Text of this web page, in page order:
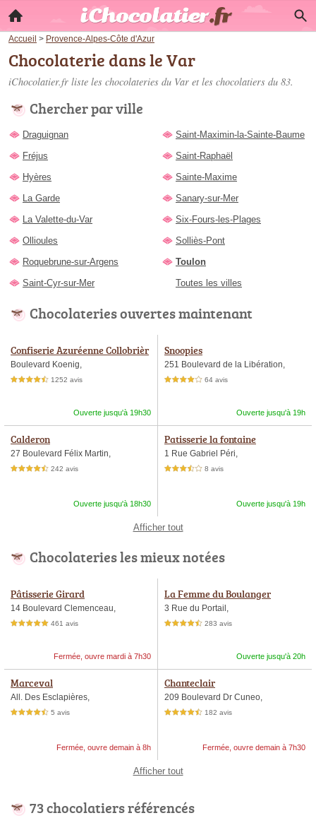
Accueil > Provence-Alpes-Côte d'Azur
Chocolaterie dans le Var
iChocolatier.fr liste les chocolateries du Var et les chocolatiers du 83.
Chercher par ville
Draguignan
Fréjus
Hyères
La Garde
La Valette-du-Var
Ollioules
Roquebrune-sur-Argens
Saint-Cyr-sur-Mer
Saint-Maximin-la-Sainte-Baume
Saint-Raphaël
Sainte-Maxime
Sanary-sur-Mer
Six-Fours-les-Plages
Solliès-Pont
Toulon
Toutes les villes
Chocolateries ouvertes maintenant
Confiserie Azuréenne Collobrièr
es
Boulevard Koenig,
4,5 étoiles sur 5 1252 avis
Ouverte jusqu'à 19h30
Snoopies
251 Boulevard de la Libération,
4,0 étoiles sur 5 64 avis
Ouverte jusqu'à 19h
Calderon
27 Boulevard Félix Martin,
4,5 étoiles sur 5 242 avis
Ouverte jusqu'à 18h30
Patisserie la fontaine
1 Rue Gabriel Péri,
3,5 étoiles sur 5 8 avis
Ouverte jusqu'à 19h
Afficher tout
Chocolateries les mieux notées
Pâtisserie Girard
14 Boulevard Clemenceau,
5,0 étoiles sur 5 461 avis
Fermée, ouvre mardi à 7h30
La Femme du Boulanger
3 Rue du Portail,
4,5 étoiles sur 5 283 avis
Ouverte jusqu'à 20h
Marceval
All. Des Esclapières,
4,5 étoiles sur 5 5 avis
Fermée, ouvre demain à 8h
Chanteclair
209 Boulevard Dr Cuneo,
4,5 étoiles sur 5 182 avis
Fermée, ouvre demain à 7h30
Afficher tout
73 chocolatiers référencés